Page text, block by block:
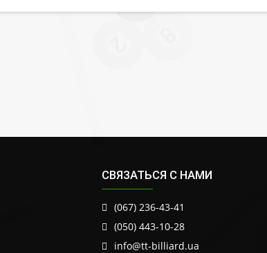
СВЯЗАТЬСЯ С НАМИ
(067) 236-43-41
(050) 443-10-28
info@tt-billiard.ua